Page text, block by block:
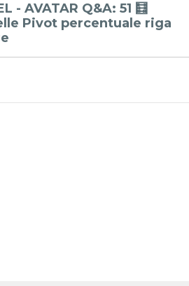
- AVATAR Q&A: 51 🧮
Pivot percentuale riga